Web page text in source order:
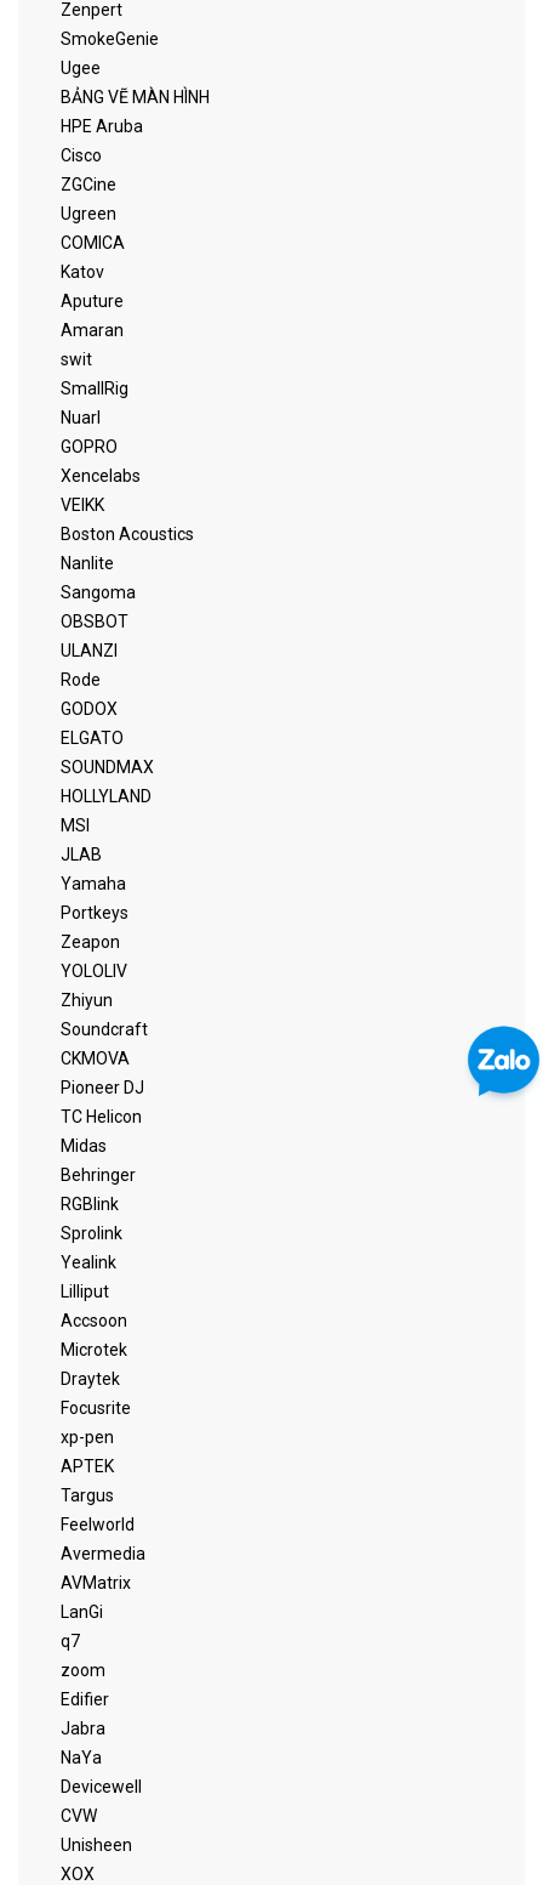
Zenpert
SmokeGenie
Ugee
BẢNG VẼ MÀN HÌNH
HPE Aruba
Cisco
ZGCine
Ugreen
COMICA
Katov
Aputure
Amaran
swit
SmallRig
Nuarl
GOPRO
Xencelabs
VEIKK
Boston Acoustics
Nanlite
Sangoma
OBSBOT
ULANZI
Rode
GODOX
ELGATO
SOUNDMAX
HOLLYLAND
MSI
JLAB
Yamaha
Portkeys
Zeapon
YOLOLIV
Zhiyun
Soundcraft
CKMOVA
Pioneer DJ
TC Helicon
Midas
Behringer
RGBlink
Sprolink
Yealink
Lilliput
Accsoon
Microtek
Draytek
Focusrite
xp-pen
APTEK
Targus
Feelworld
Avermedia
AVMatrix
LanGi
q7
zoom
Edifier
Jabra
NaYa
Devicewell
CVW
Unisheen
XOX